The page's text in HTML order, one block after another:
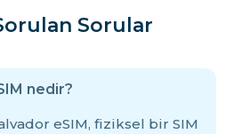
Sorular
nedir?
eSIM, fiziksel bir SIM